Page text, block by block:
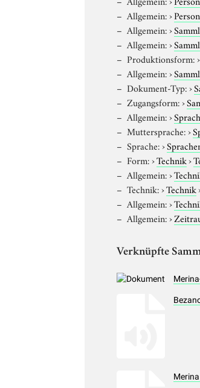
Allgemein:›Person
Allgemein:›
Allgemein:›
Produktionsform:
Allgemein:›
Dokument-Typ:›
Zugangsform:›
Allgemein:›
Muttersprache:›
Sprache:›
Form:›Technik›
Allgemein:›
Technik:›Technik
Allgemein:›
Allgemein:›
Verknüpfte